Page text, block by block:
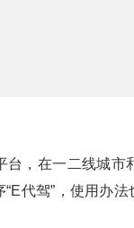
，在一二线城
代驾”，使用办